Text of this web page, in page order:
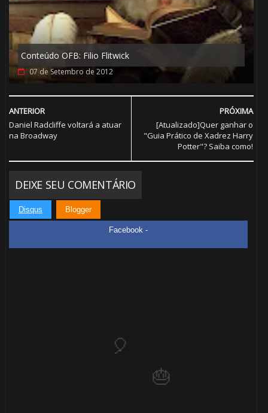
Conteúdo OFB: Filio Flitwick
07 de Setembro de 2012
PRÓXIMA
[Atualizado]Quer ganhar o
"Guia Prático de Xadrez Harry
Potter"? Saiba como!
ANTERIOR
Daniel Radcliffe voltará a atuar
na Broadway
DEIXE SEU COMENTÁRIO
Disqus Blogger
Facebook -
🎂
1️⃣
🎂